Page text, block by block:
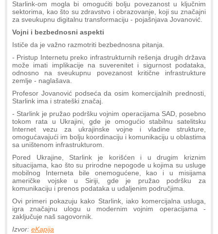
Starlink-om mogla bi omogućiti bolju povezanost u ključnim
sektorima, kao što su zdravstvo i obrazovanje, koji su značajni
za sveukupnu digitalnu transformaciju - pojašnjava Jovanović.
Vojni i bezbednosni aspekti
Ističe da je važno razmotriti bezbednosna pitanja.
- Pristup Internetu preko infrastrukturnih rešenja drugih država
može imati implikacije na suverenitet i sigurnost podataka,
odnosno na sveukupnu povezanost kritične infrastrukture
zemlje - naglašava.
Profesor Jovanović podseća da osim komercijalnih prednosti,
Starlink ima i strateški značaj.
- Starlink je pružao podršku vojnim operacijama SAD, posebno
tokom rata u Ukrajini, gde je omogućio stabilnu satelitsku
Internet vezu za ukrajinske vojne i vladine strukture,
omogućavajući im bolju koordinaciju i komunikaciju u oblastima
sa uništenom infrastrukturom.
Pored Ukrajine, Starlink je korišćen i u drugim kriznim
situacijama, kao što su prirodne nepogode u kojima su usluge
mobilnog Interneta bile onemogućene, kao i u misijama
američke vojske u Siriji, gde je pružao podršku za
komunikaciju i prenos podataka u udaljenim područjima.
Ovi primeri pokazuju kako Starlink, iako komercijalna usluga,
igra značajnu ulogu u modernim vojnim operacijama -
zaključuje naš sagovornik.
Izvor: eKapija